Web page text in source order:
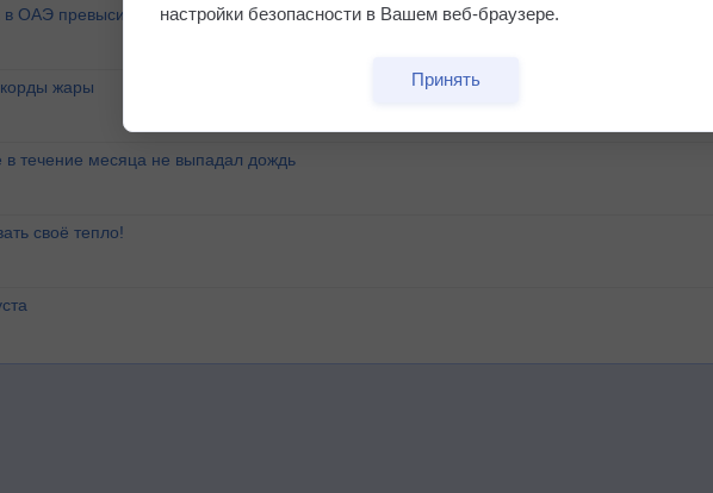
в ОАЭ превысила +51°
жары
течение месяца не выпадал дождь
своё тепло!
настройки безопасности в Вашем веб-браузере.
Принять